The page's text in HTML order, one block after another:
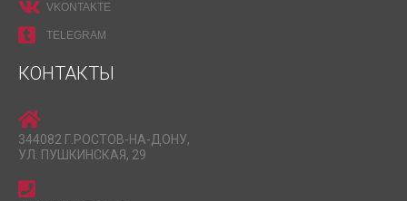
VKONTAKTE
TELEGRAM
КОНТАКТЫ
344082 Г.РОСТОВ-НА-ДОНУ,
УЛ. ПУШКИНСКАЯ, 29